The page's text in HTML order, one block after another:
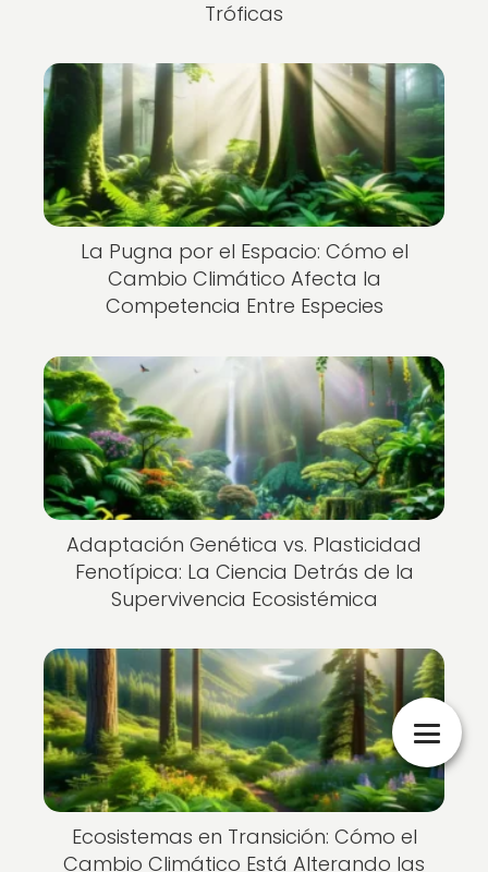
Tróficas
La Pugna por el Espacio: Cómo el
Cambio Climático Afecta la
Competencia Entre Especies
Adaptación Genética vs. Plasticidad
Fenotípica: La Ciencia Detrás de la
Supervivencia Ecosistémica
Ecosistemas en Transición: Cómo el
Cambio Climático Está Alterando las